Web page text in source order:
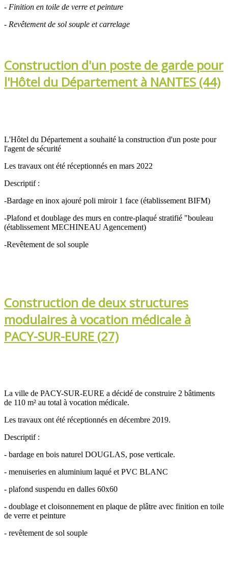
- Finition en toile de verre et peinture
- Revêtement de sol souple et carrelage
Construction d'un poste de garde pour
l'Hôtel du Département à NANTES (44)
L'Hôtel du Département a souhaité la construction d'un poste pour
l'agent de sécurité
Les travaux ont été réceptionnés en mars 2022
Descriptif :
-Bardage en inox ajouré poli miroir 1 face (établissement BIFM)
-Plafond et doublage des murs en contre-plaqué stratifié "bouleau
(établissement MECHINEAU Agencement)
-Revêtement de sol souple
Construction de deux structures
modulaires à vocation médicale à
PACY-SUR-EURE (27)
La ville de PACY-SUR-EURE a décidé de construire 2 bâtiments
de 110 m² au total à vocation médicale.
Les travaux ont été réceptionnés en décembre 2019.
Descriptif :
- bardage en bois naturel DOUGLAS, pose verticale.
- menuiseries en aluminium laqué et PVC BLANC
- plafond suspendu en dalles 60x60
- doublage et cloisonnement en plaque de plâtre avec finition en toile
de verre et peinture
- revêtement de sol souple